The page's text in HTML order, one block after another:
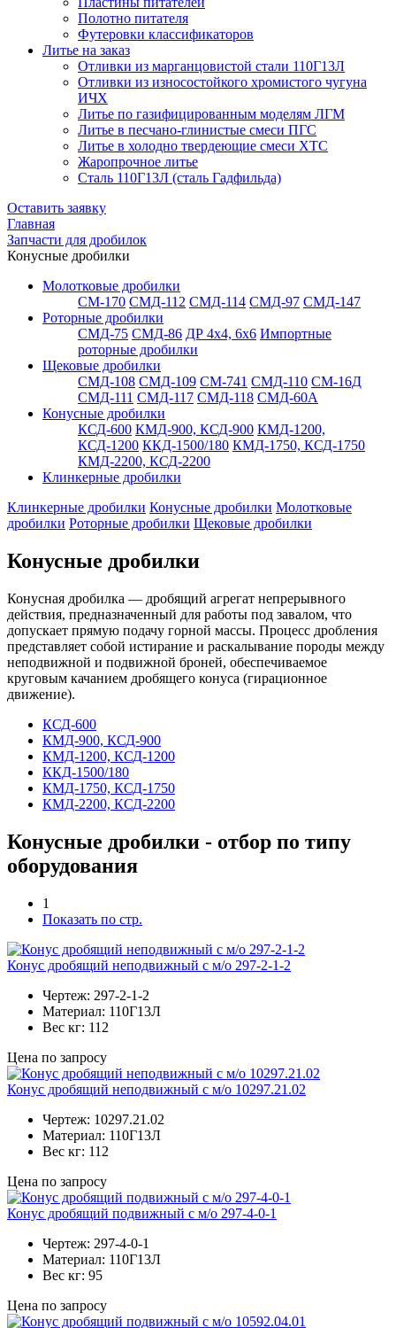
Полотно питателя
Футеровки классификаторов
Литье на заказ
Отливки из марганцовистой стали 110Г13Л
Отливки из износостойкого хромистого чугуна
ИЧХ
Литье по газифицированным моделям ЛГМ
Литье в песчано-глинистые смеси ПГС
Литье в холодно твердеющие смеси ХТС
Жаропрочное литье
Сталь 110Г13Л (сталь Гадфильда)
Оставить заявку
Главная
Запчасти для дробилок
Конусные дробилки
Молотковые дробилки
СМ-170 СМД-112 СМД-114 СМД-97 СМД-147
Роторные дробилки
СМД-75 СМД-86 ДР 4х4, 6х6 Импортные
роторные дробилки
Щековые дробилки
СМД-108 СМД-109 СМ-741 СМД-110 СМ-16Д
СМД-111 СМД-117 СМД-118 СМД-60А
Конусные дробилки
КСД-600 КМД-900, КСД-900 КМД-1200,
КСД-1200 ККД-1500/180 КМД-1750, КСД-1750
КМД-2200, КСД-2200
Клинкерные дробилки
Клинкерные дробилки Конусные дробилки Молотковые
дробилки Роторные дробилки Щековые дробилки
Конусные дробилки
Конусная дробилка — дробящий агрегат непрерывного
действия, предназначенный для работы под завалом, что
допускает прямую подачу горной массы. Процесс дробления
представляет собой истирание и раскалывание породы между
неподвижной и подвижной броней, обеспечиваемое
круговым качанием дробящего конуса (гирационное
движение).
КСД-600
КМД-900, КСД-900
КМД-1200, КСД-1200
ККД-1500/180
КМД-1750, КСД-1750
КМД-2200, КСД-2200
Конусные дробилки - отбор по типу
оборудования
1
Показать по стр.
Конус дробящий неподвижный с м/о 297-2-1-2
Чертеж: 297-2-1-2
Материал: 110Г13Л
Вес кг: 112
Цена по запросу
Конус дробящий неподвижный с м/о 10297.21.02
Чертеж: 10297.21.02
Материал: 110Г13Л
Вес кг: 112
Цена по запросу
Конус дробящий подвижный с м/о 297-4-0-1
Чертеж: 297-4-0-1
Материал: 110Г13Л
Вес кг: 95
Цена по запросу